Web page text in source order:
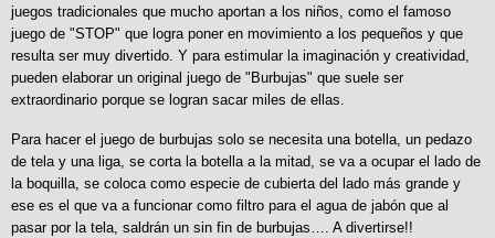
juegos tradicionales que mucho aportan a los niños, como el famoso
juego de "STOP" que logra poner en movimiento a los pequeños y que
resulta ser muy divertido. Y para estimular la imaginación y creatividad,
pueden elaborar un original juego de "Burbujas" que suele ser
extraordinario porque se logran sacar miles de ellas.
Para hacer el juego de burbujas solo se necesita una botella, un pedazo
de tela y una liga, se corta la botella a la mitad, se va a ocupar el lado de
la boquilla, se coloca como especie de cubierta del lado más grande y
ese es el que va a funcionar como filtro para el agua de jabón que al
pasar por la tela, saldrán un sin fin de burbujas…. A divertirse!!